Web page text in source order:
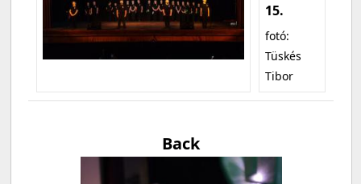
15.
fotó:
Tüskés
Tibor
Back